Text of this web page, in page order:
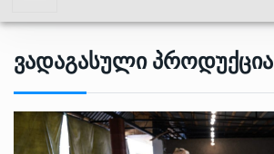
Ვადაგასული Პროდუქცია